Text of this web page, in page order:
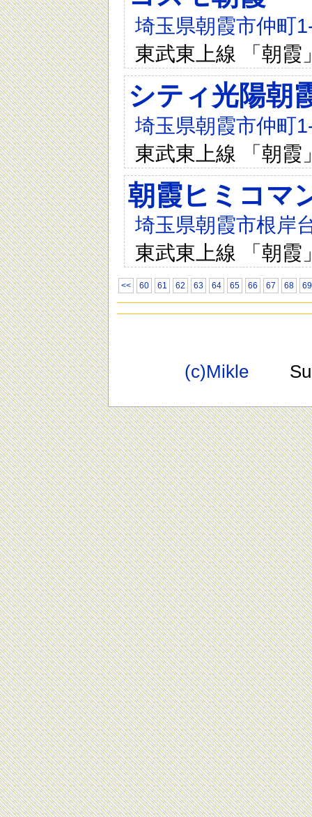
埼玉県朝霞市仲町
東武東上線 「朝霞
シティ光陽朝
埼玉県朝霞市仲町
東武東上線 「朝霞
朝霞ヒミコマ
埼玉県朝霞市根岸
東武東上線 「朝霞
<< 60 61 62 63 64 65 66 67 68 69
(c)Mikle